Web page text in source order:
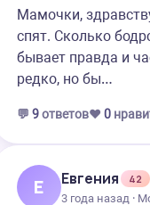
Мамочки,
спят. Сколько
бывает правда и
редко, но бы…
💬 9ответов❤️ 0
Е Евгения
42
3 года назад ·